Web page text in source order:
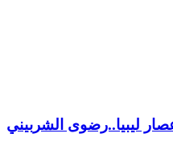
ليبيا..رضوى الشربيني